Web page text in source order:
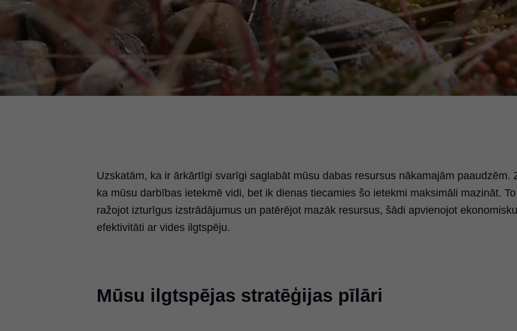
Uzskatām, ka ir ārkārtīgi svarīgi saglabāt mūsu dabas resursus nākamajām paaudzēm.
ka mūsu darbības ietekmē vidi, bet ik dienas tiecamies šo ietekmi maksimāli mazināt.
ražojot izturīgus izstrādājumus un patērējot mazāk resursus, šādi apvienojot ekonomisku
efektivitāti ar vides ilgtspēju.
Mūsu ilgtspējas stratēģijas pīlāri